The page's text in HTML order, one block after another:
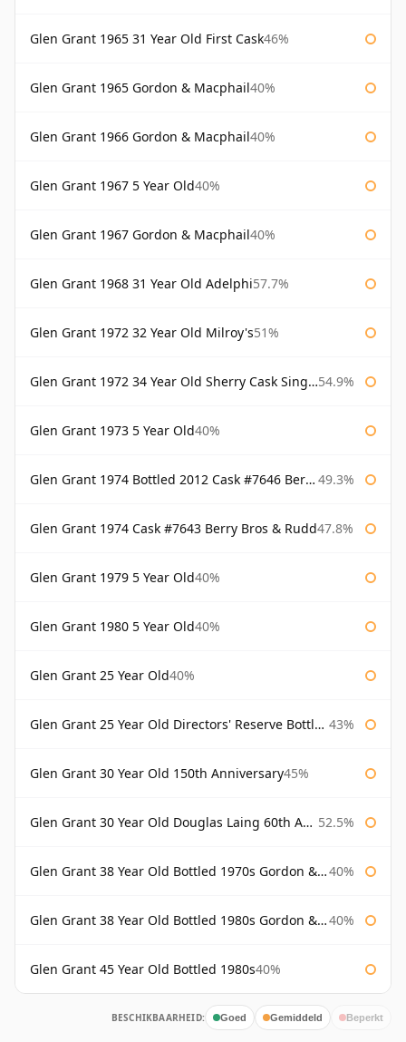
Glen Grant 1965 31 Year Old First Cask46%
Glen Grant 1965 Gordon & Macphail40%
Glen Grant 1966 Gordon & Macphail40%
Glen Grant 1967 5 Year Old40%
Glen Grant 1967 Gordon & Macphail40%
Glen Grant 1968 31 Year Old Adelphi57.7%
Glen Grant 1972 32 Year Old Milroy's51%
Glen Grant 1972 34 Year Old Sherry Cask Single Malts of Scotland 54.9%
Glen Grant 1973 5 Year Old40%
Glen Grant 1974 Bottled 2012 Cask #7646 Berry Bros & Rudd 49.3%
Glen Grant 1974 Cask #7643 Berry Bros & Rudd47.8%
Glen Grant 1979 5 Year Old40%
Glen Grant 1980 5 Year Old40%
Glen Grant 25 Year Old40%
Glen Grant 25 Year Old Directors' Reserve Bottled 1980s 43%
Glen Grant 30 Year Old 150th Anniversary45%
Glen Grant 30 Year Old Douglas Laing 60th Anniversary 52.5%
Glen Grant 38 Year Old Bottled 1970s Gordon & Macphail 40%
Glen Grant 38 Year Old Bottled 1980s Gordon & Macphail 40%
Glen Grant 45 Year Old Bottled 1980s40%
BESCHIKBAARHEID: Goed Gemiddeld Beperkt